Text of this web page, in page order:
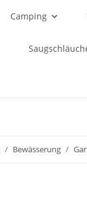
Camping
Bewässerung